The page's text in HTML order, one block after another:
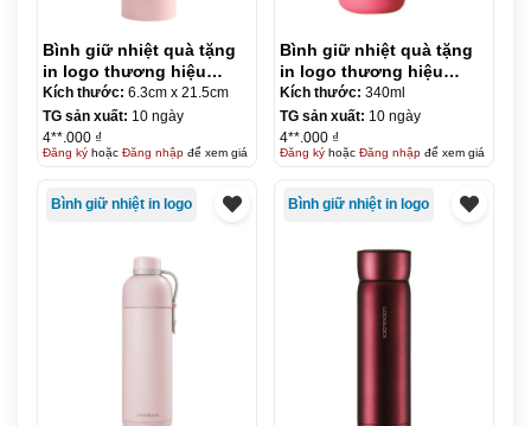
Bình giữ nhiệt quà tặng
in logo thương hiệu
LocknLock Feather Light
Ring Vacuum Tumbler
450ml KQ-BGN34
Kích thước: 6.3cm x 21.5cm
TG sản xuất: 10 ngày
4**.000 ₫
Đăng kýhoặc Đăng nhậpđể xem giá
Bình giữ nhiệt quà tặng
in logo thương hiệu
LocknLock Buddy Kids
340ml KQ-BGN35
Kích thước: 340ml
TG sản xuất: 10 ngày
4**.000 ₫
Đăng kýhoặc Đăng nhậpđể xem giá
Bình giữ nhiệt in logo Bình giữ nhiệt in logo